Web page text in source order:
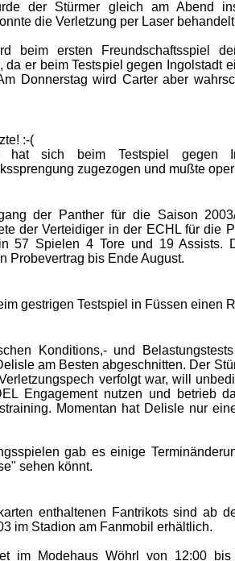
der Stürmer gleich am Abend
die Verletzung per Laser
beim ersten Freundschaftsspiel
da er beim Testspiel gegen Ingolstadt
Donnerstag wird Carter aber
:-(
hat sich beim Testspiel gegen
zugezogen und mußte
der Panther für die Saison
der Verteidiger in der ECHL für die
57 Spielen 4 Tore und 19 Assists.
Probevertrag bis Ende August.
gestrigen Testspiel in Füssen einen
Konditions,- und
am Besten abgeschnitten. Der
verfolgt war, will
Engagement nutzen und betrieb
Momentan hat Delisle nur
gab es einige
sehen könnt.
enthaltenen Fantrikots sind ab
im Stadion am Fanmobil erhältlich.
im Modehaus Wöhrl von 12:00